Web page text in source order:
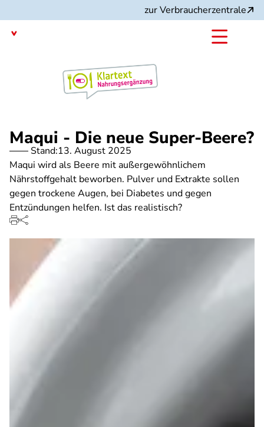
zum
Inhalt
zur Verbraucherzentrale
Maqui - Die neue Super-Beere?
Stand:13. August 2025
Maqui wird als Beere mit außergewöhnlichem
Nährstoffgehalt beworben. Pulver und Extrakte sollen
gegen trockene Augen, bei Diabetes und gegen
Entzündungen helfen. Ist das realistisch?